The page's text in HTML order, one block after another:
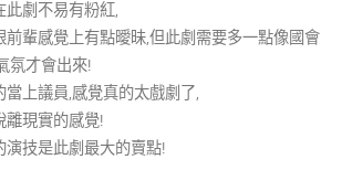
此劇不易有粉紅,
前輩感覺上有點曖昧,但此劇需要多一點像國會
氛才會出來!
當上議員,感覺真的太戲劇了,
離現實的感覺!
演技是此劇最大的賣點!